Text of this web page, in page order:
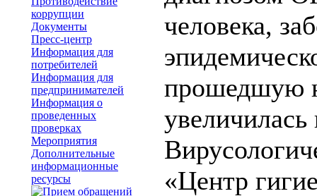
коррупции
Документы
Пресс-центр
Информация для
потребителей
Информация для
предпринимателей
Информация о
проведенных
проверках
Мероприятия
Дополнительные
информационные
ресурсы
человека,
прошедшую
«Центр